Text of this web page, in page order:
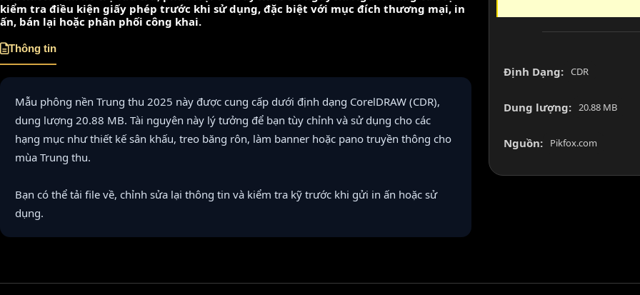
kiểm tra điều kiện giấy phép trước khi sử dụng, đặc biệt với mục đích thương mại, in
ấn, bán lại hoặc phân phối công khai.
Thông tin
Mẫu phông nền Trung thu 2025 này được cung cấp dưới định dạng CorelDRAW (CDR),
dung lượng 20.88 MB. Tài nguyên này lý tưởng để bạn tùy chỉnh và sử dụng cho các
hạng mục như thiết kế sân khấu, treo băng rôn, làm banner hoặc pano truyền thông cho
mùa Trung thu.
Bạn có thể tải file về, chỉnh sửa lại thông tin và kiểm tra kỹ trước khi gửi in ấn hoặc sử
dụng.
Định Dạng: CDR
Dung lượng: 20.88 MB
Nguồn: Pikfox.com